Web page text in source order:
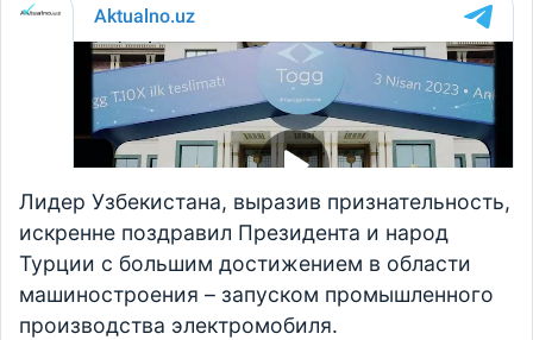
Лидер Узбекистана, выразив признательность,
искренне поздравил Президента и народ
Турции с большим достижением в области
машиностроения – запуском промышленного
производства электромобиля.